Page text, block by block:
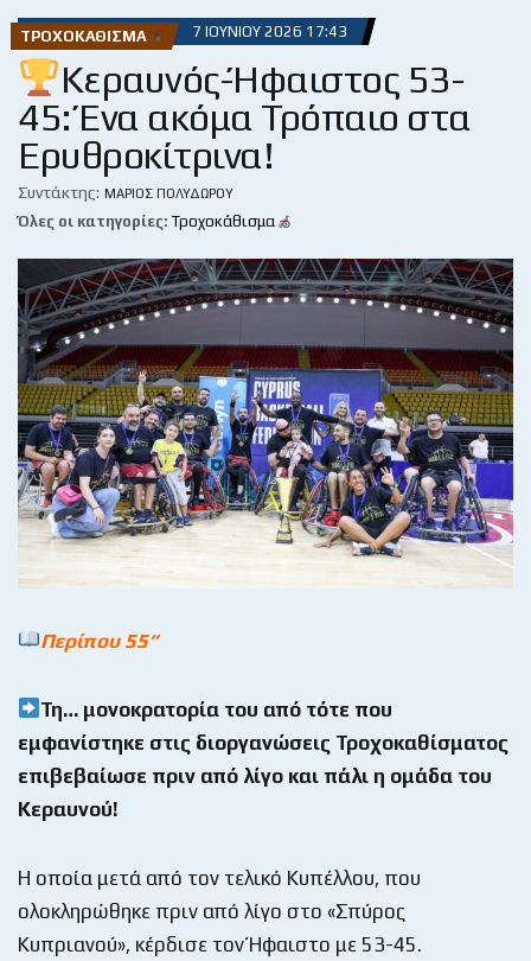
ΤΡΟΧΟΚΆΘΙΣΜΑ 7 ΙΟΥΝΊΟΥ 2026 17:43
Κεραυνός-Ήφαιστος 53-
45: Ένα ακόμα Τρόπαιο στα
Ερυθροκίτρινα!
Συντάκτης: ΜΆΡΙΟΣ ΠΟΛΥΔΏΡΟΥ
Όλες οι κατηγορίες: Τροχοκάθισμα
Περίπου 55“
Τη… μονοκρατορία του από τότε που
εμφανίστηκε στις διοργανώσεις Τροχοκαθίσματος
επιβεβαίωσε πριν από λίγο και πάλι η ομάδα του
Κεραυνού!
Η οποία μετά από τον τελικό Κυπέλλου, που
ολοκληρώθηκε πριν από λίγο στο «Σπύρος
Κυπριανού», κέρδισε τον Ήφαιστο με 53-45.